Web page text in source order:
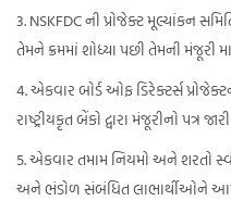
3. NSKFDC ની પ્રોજેક્ટ મૂલ્યાંકન
તેમને ક્રમમાં શોધ્યા પછી તેમની મંજૂરી
4. એકવાર બોર્ડ ઓફ ડિરેક્ટર્સ
રાષ્ટ્રીયકૃત બેંકો દ્વારા મંજૂરીનો પત્ર
5. એકવાર તમામ નિયમો અને શરતો
અને ભંડોળ સંબંધિત લાભાર્થીઓને